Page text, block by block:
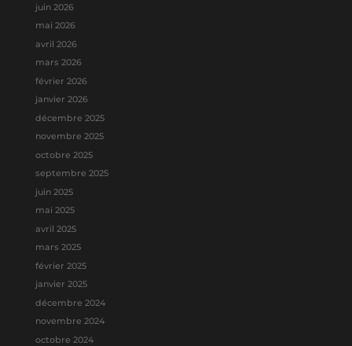
juin 2026
mai 2026
avril 2026
mars 2026
février 2026
janvier 2026
décembre 2025
novembre 2025
octobre 2025
septembre 2025
juin 2025
mai 2025
avril 2025
mars 2025
février 2025
janvier 2025
décembre 2024
novembre 2024
octobre 2024